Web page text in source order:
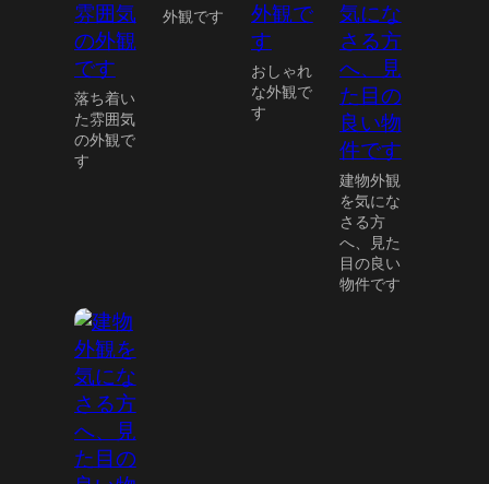
落ち着い
た雰囲気
の外観で
す
外観です
おしゃれ
な外観で
す
建物外観
を気にな
さる方
へ、見た
目の良い
物件です